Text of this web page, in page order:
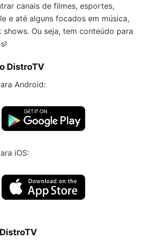
canais de filmes, esportes,
e até alguns focados em música,
Ou seja, tem conteúdo para
DistroTV
Android:
iOS: